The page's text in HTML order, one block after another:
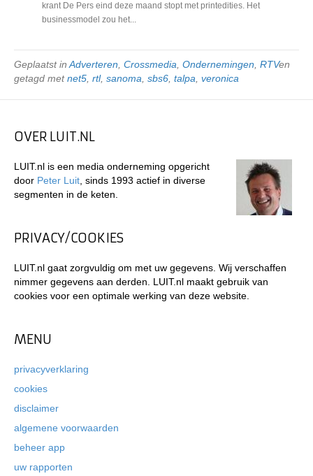
krant De Pers eind deze maand stopt met printedities. Het
businessmodel zou het...
Geplaatst in Adverteren Crossmedia Ondernemingen RTVen
getagd metnet5 rtl, sanoma sbs6 talpa veronica
OVER LUIT.NL
LUIT.nl is een media onderneming opgericht
door Peter Luit , sinds 1993 actief in diverse
segmenten in de keten.
PRIVACY/COOKIES
LUIT.nl gaat zorgvuldig om met uw gegevens. Wij verschaffen
nimmer gegevens aan derden. LUIT.nl maakt gebruik van
cookies voor een optimale werking van deze website.
MENU
privacyverklaring
cookies
disclaimer
algemene voorwaarden
beheer app
uw rapporten